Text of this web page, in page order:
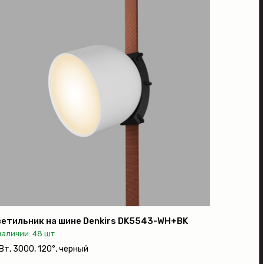
на шине Denkirs DK5543-WH+BK
48 шт
3000, 120°, черный